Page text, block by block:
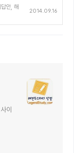
안, 해
2014.09.16
이